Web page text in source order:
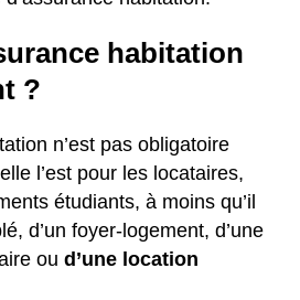
habitation
?
n’est pas obligatoire
l’est pour les locataires,
étudiants, à moins qu’il
d’un foyer-logement, d’une
ou d’une location